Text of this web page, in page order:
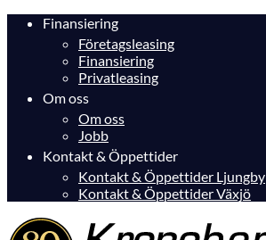
Finansiering
Företagsleasing
Finansiering
Privatleasing
Om oss
Om oss
Jobb
Kontakt & Öppettider
Kontakt & Öppettider Ljungby
Kontakt & Öppettider Växjö